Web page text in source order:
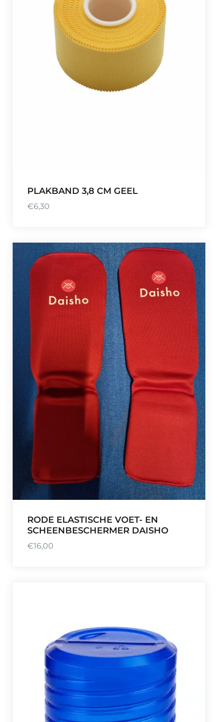
PLAKBAND 3,8 CM GEEL
€6,30
RODE ELASTISCHE VOET- EN
SCHEENBESCHERMER DAISHO
€16,00